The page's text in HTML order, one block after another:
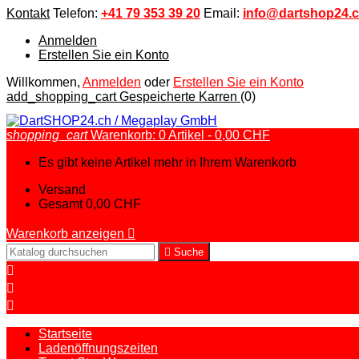
Kontakt Telefon: +41 79 353 39 20 Email:
Anmelden
Erstellen Sie ein Konto
Willkommen, Anmelden oder Erstellen Sie ein Konto
add_shopping_cartGespeicherte Karren (0)
shopping_cart Warenkorb: 0Artikel - 0,00 CHF
Es gibt keine Artikel mehr in Ihrem Warenkorb
Versand
Gesamt 0,00 CHF
Warenkorb anzeigen 
 Suche



Startseite
Ladenöffnungszeiten